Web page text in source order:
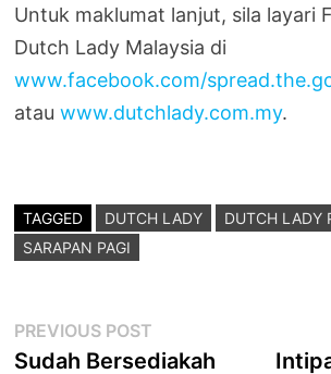
Untuk maklumat lanjut, sila layari
Dutch Lady Malaysia di
www.facebook.com/
atauwww.dutchlady.com.my.
TAGGED DUTCH LADY
DUTCH LADY
SARAPAN PAGI
Post
PREVIOUS POST
post:
Sudah Bersediakah